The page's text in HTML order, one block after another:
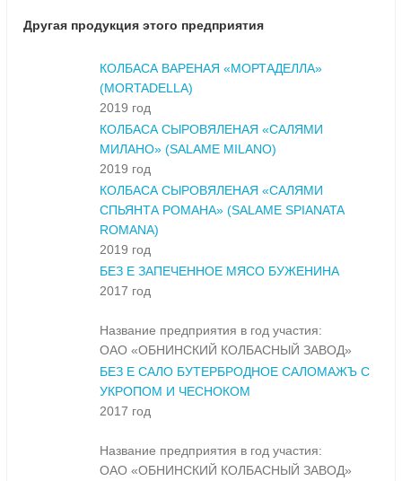
Другая продукция этого предприятия
КОЛБАСА ВАРЕНАЯ «МОРТАДЕЛЛА»
(MORTADELLA)
2019 год
КОЛБАСА СЫРОВЯЛЕНАЯ «САЛЯМИ
МИЛАНО» (SALAME MILANO)
2019 год
КОЛБАСА СЫРОВЯЛЕНАЯ «САЛЯМИ
СПЬЯНТА РОМАНА» (SALAME SPIANATA
ROMANA)
2019 год
БЕЗ Е ЗАПЕЧЕННОЕ МЯСО БУЖЕНИНА
2017 год
Название предприятия в год участия:
ОАО «ОБНИНСКИЙ КОЛБАСНЫЙ ЗАВОД»
БЕЗ Е САЛО БУТЕРБРОДНОЕ САЛОМАЖЪ С
УКРОПОМ И ЧЕСНОКОМ
2017 год
Название предприятия в год участия:
ОАО «ОБНИНСКИЙ КОЛБАСНЫЙ ЗАВОД»